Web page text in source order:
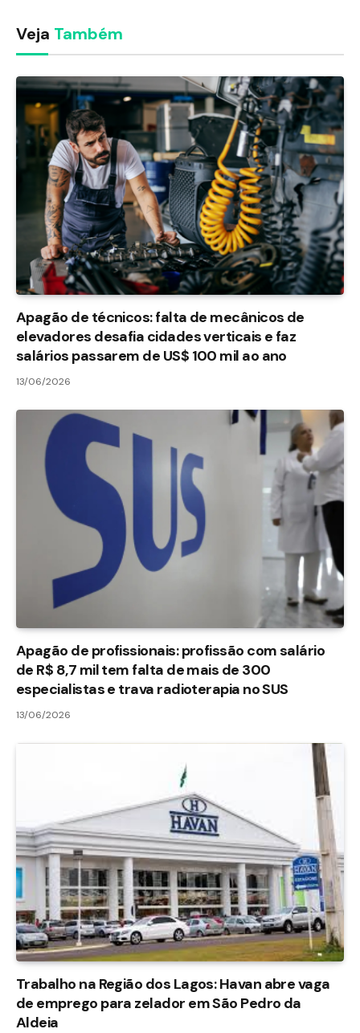
Veja Também
Apagão de técnicos: falta de mecânicos de
elevadores desafia cidades verticais e faz
salários passarem de US$ 100 mil ao ano
13/06/2026
Apagão de profissionais: profissão com salário
de R$ 8,7 mil tem falta de mais de 300
especialistas e trava radioterapia no SUS
13/06/2026
Trabalho na Região dos Lagos: Havan abre vaga
de emprego para zelador em São Pedro da
Aldeia